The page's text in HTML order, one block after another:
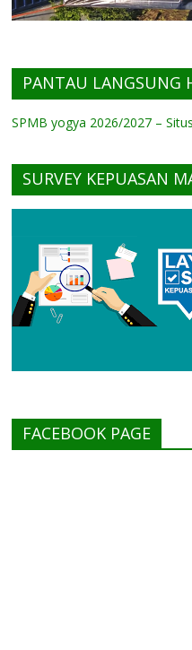
PANTAU LANGSUNG
SPMB yogya 2026/2027 –
SURVEY KEPUASAN
FACEBOOK PAGE